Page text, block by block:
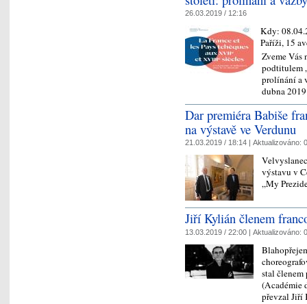
26.03.2019 / 12:16
Kdy:
Paříži, 15
Zveme Vás
podtitulem
prolínání a
dubna
Dar premiéra Babiše
na výstavě ve Verdunu
21.03.2019 / 18:14 | Aktualizováno:
výstavu v
„My
Jiří Kylián členem
13.03.2019 / 22:00 | Aktualizováno:
stal členem
(Académie
převzal